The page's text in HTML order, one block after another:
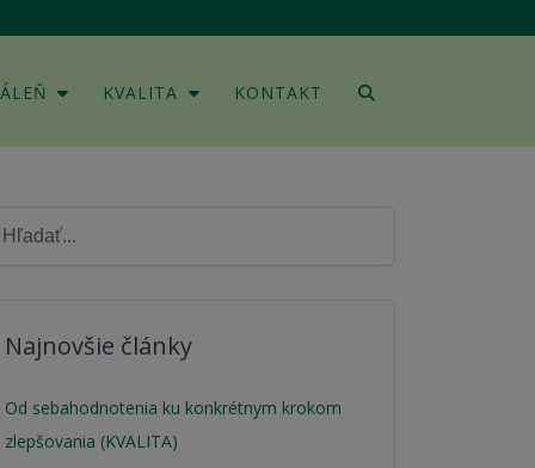
KVALITA KONTAKT
Najnovšie články
Od sebahodnotenia ku konkrétnym krokom
zlepšovania (KVALITA)